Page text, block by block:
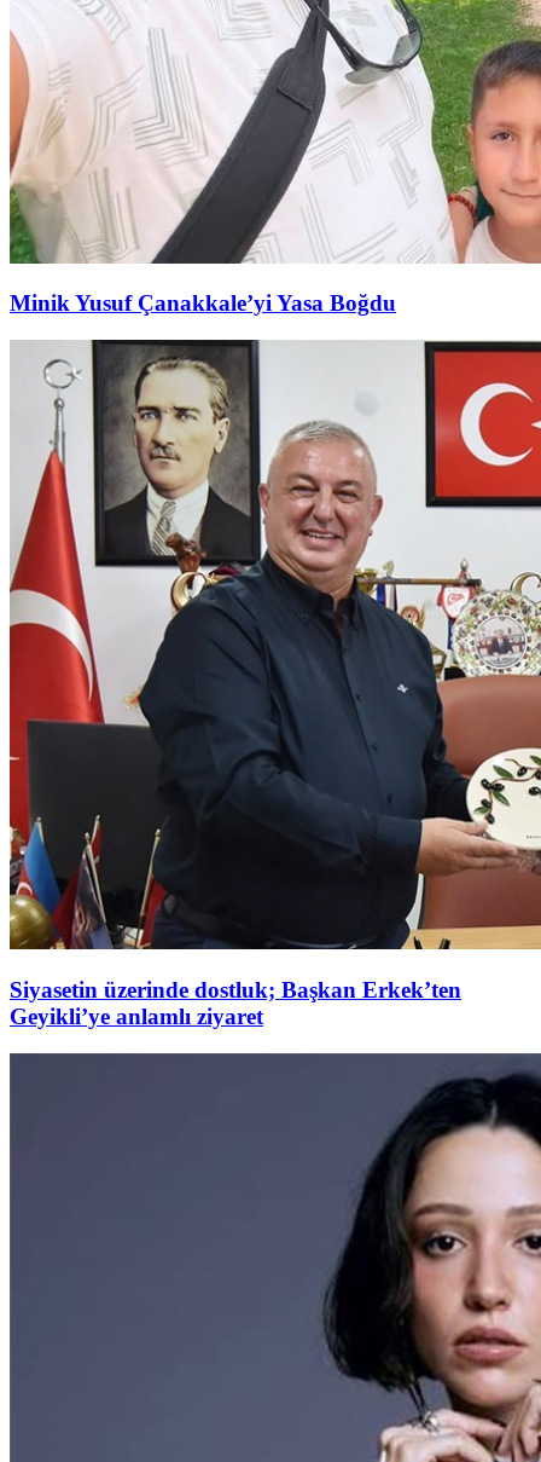
Minik Yusuf Çanakkale’yi Yasa Boğdu
Siyasetin üzerinde dostluk; Başkan Erkek’ten
Geyikli’ye anlamlı ziyaret